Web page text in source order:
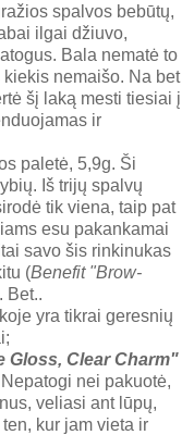
spalvos bebūtų,
ilgai džiuvo,
Bala nematė to
nemaišo. Na bet
šį laką mesti tiesiai į
ir
paletė, 5,9g. Ši
Iš trijų spalvų
tik viena, taip pat
esu pakankamai
savo šis rinkinukas
(Benefit "Brow-
Bet..
yra tikrai geresnių
Gloss, Clear Charm"
nei pakuotė,
veliasi ant lūpų,
kur jam vieta ir